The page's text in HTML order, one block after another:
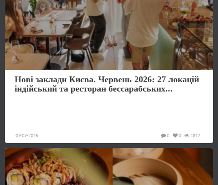
Нові заклади Києва. Червень 2026: 27 локацій
індійський та ресторан бессарабських...
07-07-2026 4812
0
0